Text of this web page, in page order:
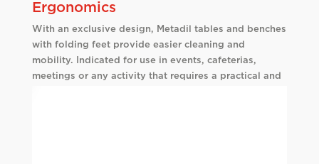
Ergonomics
With an exclusive design, Metadil tables and benches
with folding feet provide easier cleaning and
mobility. Indicated for use in events, cafeterias,
meetings or any activity that requires a practical and